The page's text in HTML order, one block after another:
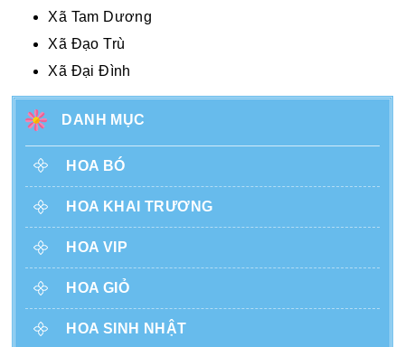
Xã Tam Dương
Xã Đạo Trù
Xã Đại Đình
DANH MỤC
HOA BÓ
HOA KHAI TRƯƠNG
HOA VIP
HOA GIỎ
HOA SINH NHẬT